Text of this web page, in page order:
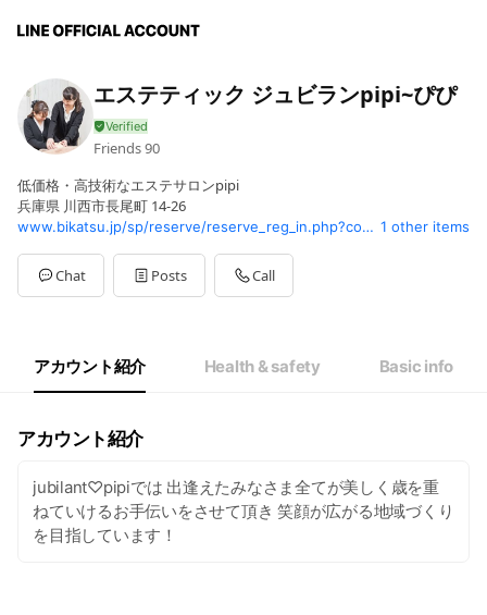
エステティック ジュビランpipi~ぴぴ
Friends90
低価格・高技術なエステサロンpipi
兵庫県 川西市長尾町 14-26
www.bikatsu.jp/sp/reserve/reserve_reg_in.php?code=00577 1 other items
Chat Posts Call
アカウント紹介 Health & safety Basic info
アカウント紹介
jubilant♡pipiでは 出逢えたみなさま全てが美しく歳を重
ねていけるお手伝いをさせて頂き 笑顔が広がる地域づくり
を目指しています！